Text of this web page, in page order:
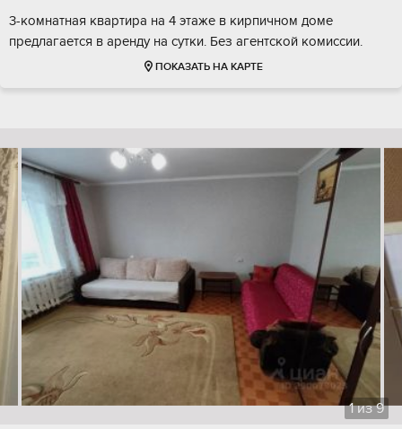
3-комнатная квартира на 4 этаже в кирпичном доме
предлагается в аренду на сутки. Без агентской комиссии.
ПОКАЗАТЬ НА КАРТЕ
1из9